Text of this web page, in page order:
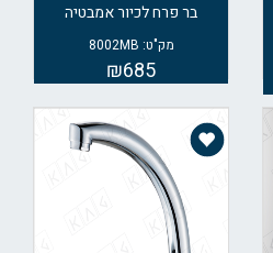
בר פרח לכיור אמבטיה
מק"ט: 8002MB
₪685